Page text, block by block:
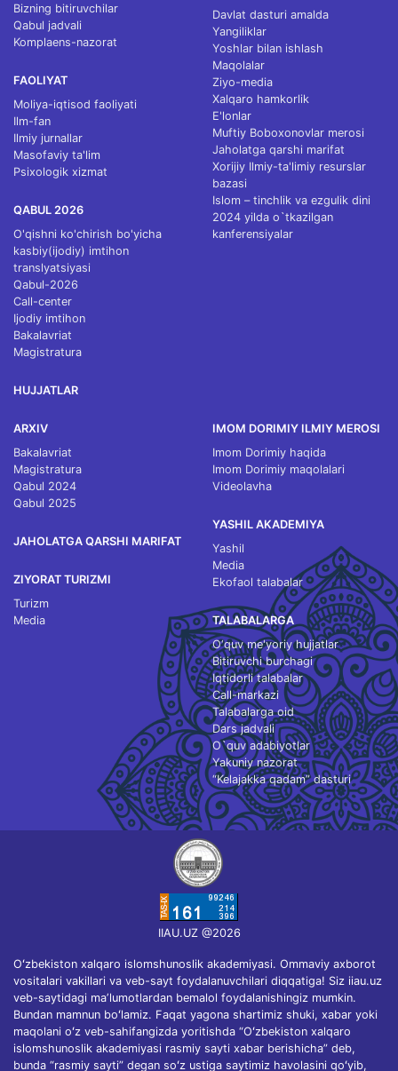
Bizning bitiruvchilar
Qabul jadvali
Komplaens-nazorat
FAOLIYAT
Moliya-iqtisod faoliyati
Ilm-fan
Ilmiy jurnallar
Masofaviy ta'lim
Psixologik xizmat
QABUL 2026
O'qishni ko'chirish bo'yicha
kasbiy(ijodiy) imtihon
translyatsiyasi
Qabul-2026
Call-center
Ijodiy imtihon
Bakalavriat
Magistratura
HUJJATLAR
Davlat dasturi amalda
Yangiliklar
Yoshlar bilan ishlash
Maqolalar
Ziyo-media
Xalqaro hamkorlik
E'lonlar
Muftiy Boboxonovlar merosi
Jaholatga qarshi marifat
Xorijiy Ilmiy-ta'limiy resurslar
bazasi
Islom – tinchlik va ezgulik dini
2024 yilda o`tkazilgan
kanferensiyalar
ARXIV
Bakalavriat
Magistratura
Qabul 2024
Qabul 2025
JAHOLATGA QARSHI MARIFAT
ZIYORAT TURIZMI
Turizm
Media
IMOM DORIMIY ILMIY MEROSI
Imom Dorimiy haqida
Imom Dorimiy maqolalari
Videolavha
YASHIL AKADEMIYA
Yashil
Media
Ekofaol talabalar
TALABALARGA
O‘quv me'yoriy hujjatlar
Bitiruvchi burchagi
Iqtidorli talabalar
Call-markazi
Talabalarga oid
Dars jadvali
O`quv adabiyotlar
Yakuniy nazorat
“Kelajakka qadam” dasturi
IIAU.UZ @2026
Oʻzbekiston xalqaro islomshunoslik akademiyasi. Ommaviy axborot
vositalari vakillari va veb-sayt foydalanuvchilari diqqatiga! Siz iiau.uz
veb-saytidagi maʼlumotlardan bemalol foydalanishingiz mumkin.
Bundan mamnun boʻlamiz. Faqat yagona shartimiz shuki, xabar yoki
maqolani oʻz veb-sahifangizda yoritishda “Oʻzbekiston xalqaro
islomshunoslik akademiyasi rasmiy sayti xabar berishicha” deb,
bunda “rasmiy sayti” degan soʻz ustiga saytimiz havolasini qoʻyib,